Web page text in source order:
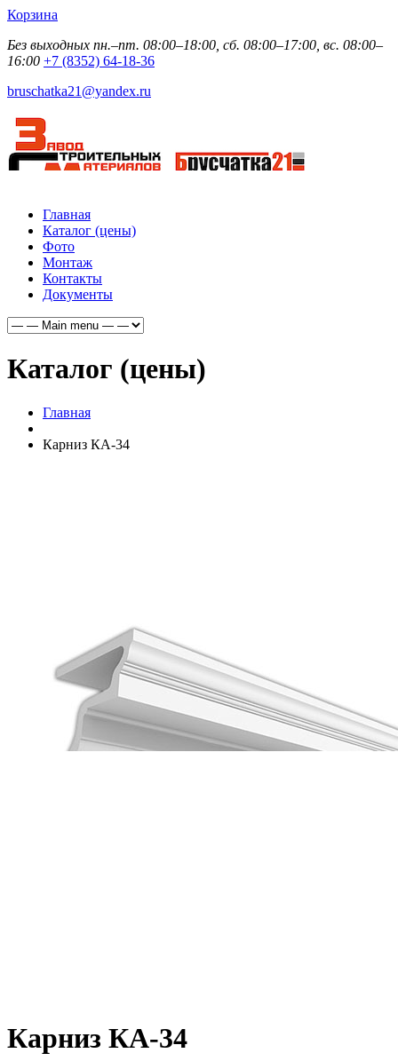
Корзина
Без выходных пн.–пт. 08:00–18:00, сб. 08:00–17:00, вс. 08:00–
16:00 +7 (8352) 64-18-36
bruschatka21@yandex.ru
Главная
Каталог (цены)
Фото
Монтаж
Контакты
Документы
Каталог (цены)
Главная
Карниз КА-34
Карниз КА-34